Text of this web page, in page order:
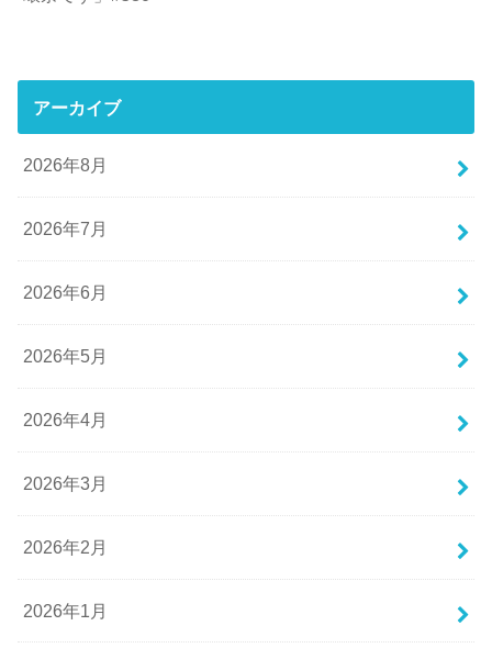
アーカイブ
2026年8月
2026年7月
2026年6月
2026年5月
2026年4月
2026年3月
2026年2月
2026年1月